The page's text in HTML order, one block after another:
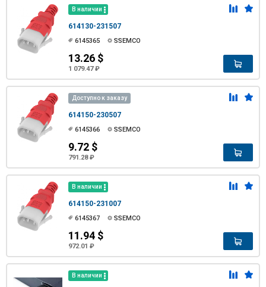
В наличии
614130-231507
6145365 SSEMCO
13.26 $
1 079.47 ₽
Доступно к заказу
614150-230507
6145366 SSEMCO
9.72 $
791.28 ₽
В наличии
614150-231007
6145367 SSEMCO
11.94 $
972.01 ₽
В наличии